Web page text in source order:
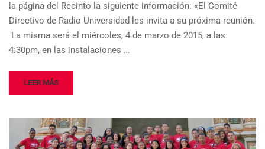
la página del Recinto la siguiente información: «El Comité
Directivo de Radio Universidad les invita a su próxima reunión.
La misma será el miércoles, 4 de marzo de 2015, a las
4:30pm, en las instalaciones …
LEER MÁS